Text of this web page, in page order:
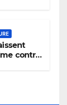
contre